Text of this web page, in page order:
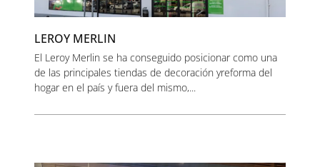
LEROY MERLIN
El Leroy Merlin se ha conseguido posicionar como una
de las principales tiendas de decoración yreforma del
hogar en el país y fuera del mismo,...